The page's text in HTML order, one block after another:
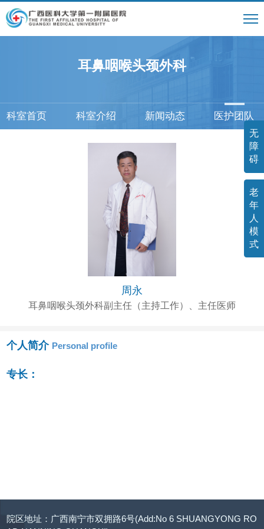
无
障
碍
老
年
人
模
式
耳鼻咽喉头颈外科
科室首页 科室介绍 新闻动态 医护团队
周永
耳鼻咽喉头颈外科副主任（主持工作）、主任医师
个人简介 Personal profile
专长：
院区地址：广西南宁市双拥路6号(Add:No 6 SHUANGYONG RO